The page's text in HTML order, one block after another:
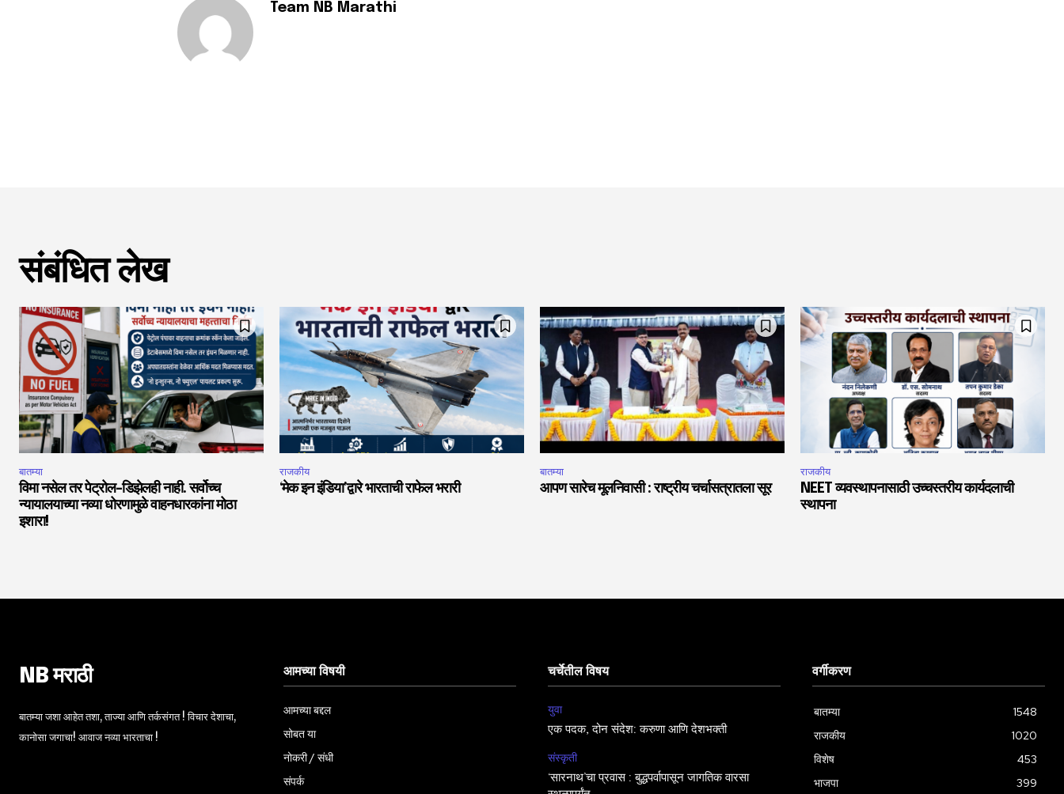
Team NB Marathi
संबंधित लेख
बातम्या
विमा नसेल तर पेट्रोल-डिझेलही नाही. सर्वोच्च
न्यायालयाच्या नव्या धोरणामुळे वाहनधारकांना मोठा
इशारा!
राजकीय
‘मेक इन इंडिया’द्वारे भारताची राफेल भरारी
बातम्या
आपण सारेच मूलनिवासी : राष्ट्रीय चर्चासत्रातला सूर
राजकीय
NEET व्यवस्थापनासाठी उच्चस्तरीय कार्यदलाची
स्थापना
NB मराठी
बातम्या जशा आहेत तशा, ताज्या आणि तर्कसंगत ! विचार देशाचा,
कानोसा जगाचा! आवाज नव्या भारताचा !
आमच्या विषयी
आमच्या बद्दल
सोबत या
नोकरी / संधी
संपर्क
चर्चेतील विषय
युवा
एक पदक, दोन संदेश: करुणा आणि देशभक्ती
संस्कृती
‘सारनाथ’चा प्रवास : बुद्धपर्वापासून जागतिक वारसा
वर्गीकरण
बातम्या
1548
राजकीय
1020
विशेष
453
भाजपा
399